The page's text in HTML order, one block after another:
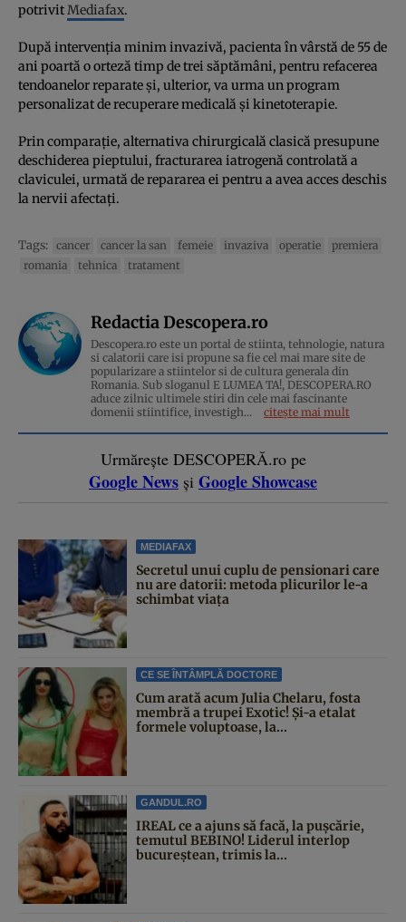
potrivitMediafax.
După intervenția minim invazivă, pacienta în vârstă de 55 de
ani poartă o orteză timp de trei săptămâni, pentru refacerea
tendoanelor reparate și, ulterior, va urma un program
personalizat de recuperare medicală și kinetoterapie.
Prin comparație, alternativa chirurgicală clasică presupune
deschiderea pieptului, fracturarea iatrogenă controlată a
claviculei, urmată de repararea ei pentru a avea acces deschis
la nervii afectați.
Tags: cancer cancer la san femeie invaziva operatie
premiera
romania
tehnica tratament
Redactia Descopera.ro
Descopera.ro este un portal de stiinta, tehnologie, natura
si calatorii care isi propune sa fie cel mai mare site de
popularizare a stiintelor si de cultura generala din
Romania. Sub sloganul E LUMEA TA!, DESCOPERA.RO
aduce zilnic ultimele stiri din cele mai fascinante
domenii stiintifice, investigh...
citește mai mult
Urmărește DESCOPERĂ.ro pe
Google News și Google Showcase
MEDIAFAX
Secretul unui cuplu de pensionari care
nu are datorii: metoda plicurilor le-a
schimbat viața
CE SE ÎNTÂMPLĂ DOCTORE
Cum arată acum Julia Chelaru, fosta
membră a trupei Exotic! Și-a etalat
formele voluptoase, la...
GANDUL.RO
IREAL ce a ajuns să facă, la pușcărie,
temutul BEBINO! Liderul interlop
bucureștean, trimis la...